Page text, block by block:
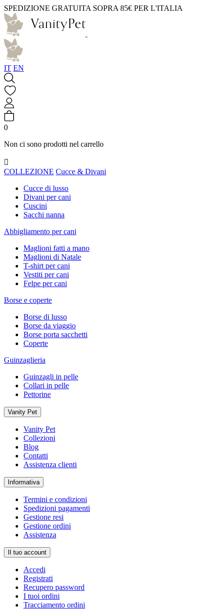
SPEDIZIONE GRATUITA SOPRA 85€ PER L'ITALIA
IT EN
0
Non ci sono prodotti nel carrello

COLLEZIONE Cucce & Divani
Cucce di lusso
Divani per cani
Cuscini
Sacchi nanna
Abbigliamento per cani
Maglioni fatti a mano
Maglioni di Natale
T-shirt per cani
Vestiti per cani
Felpe per cani
Borse e coperte
Borse di lusso
Borse da viaggio
Borse porta sacchetti
Coperte
Guinzaglieria
Guinzagli in pelle
Collari in pelle
Pettorine
Vanity Pet
Vanity Pet
Collezioni
Blog
Contatti
Assistenza clienti
Informativa
Termini e condizioni
Spedizioni pagamenti
Gestione resi
Gestione ordini
Assistenza
Il tuo account
Accedi
Registrati
Recupero password
I tuoi ordini
Tracciamento ordini